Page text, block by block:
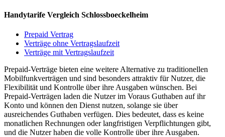
Handytarife Vergleich Schlossboeckelheim
Prepaid Vertrag
Verträge ohne Vertragslaufzeit
Verträge mit Vertragslaufzeit
Prepaid-Verträge bieten eine weitere Alternative zu traditionellen
Mobilfunkverträgen und sind besonders attraktiv für Nutzer, die
Flexibilität und Kontrolle über ihre Ausgaben wünschen. Bei
Prepaid-Verträgen laden die Nutzer im Voraus Guthaben auf ihr
Konto und können den Dienst nutzen, solange sie über
ausreichendes Guthaben verfügen. Dies bedeutet, dass es keine
monatlichen Rechnungen oder langfristigen Verpflichtungen gibt,
und die Nutzer haben die volle Kontrolle über ihre Ausgaben.